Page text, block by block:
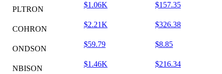
PLTRON
$1.06K $157.35
COHRON
$2.21K $326.38
ONDSON
$59.79 $8.85
NBISON
$1.46K $216.34